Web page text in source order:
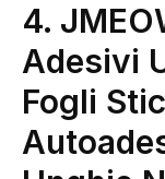
4.
Adesivi
Fogli